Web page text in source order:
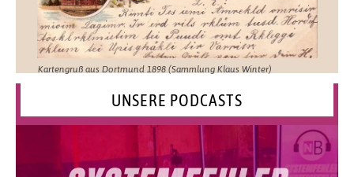
Kartengruß aus Dortmund 1898 (Sammlung Klaus Winter)
UNSERE PODCASTS